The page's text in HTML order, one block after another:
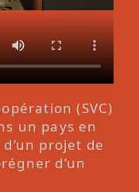
(SVC)
un pays en
projet de
d’un